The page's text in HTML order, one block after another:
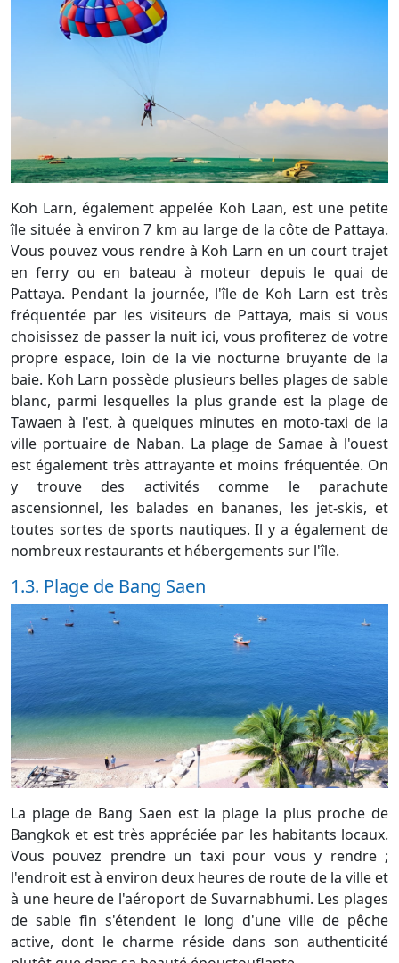
Koh Larn, également appelée Koh Laan, est une petite
île située à environ 7 km au large de la côte de Pattaya.
Vous pouvez vous rendre à Koh Larn en un court trajet
en ferry ou en bateau à moteur depuis le quai de
Pattaya. Pendant la journée, l'île de Koh Larn est très
fréquentée par les visiteurs de Pattaya, mais si vous
choisissez de passer la nuit ici, vous profiterez de votre
propre espace, loin de la vie nocturne bruyante de la
baie. Koh Larn possède plusieurs belles plages de sable
blanc, parmi lesquelles la plus grande est la plage de
Tawaen à l'est, à quelques minutes en moto-taxi de la
ville portuaire de Naban. La plage de Samae à l'ouest
est également très attrayante et moins fréquentée. On
y trouve des activités comme le parachute
ascensionnel, les balades en bananes, les jet-skis, et
toutes sortes de sports nautiques. Il y a également de
nombreux restaurants et hébergements sur l'île.
1.3. Plage de Bang Saen
La plage de Bang Saen est la plage la plus proche de
Bangkok et est très appréciée par les habitants locaux.
Vous pouvez prendre un taxi pour vous y rendre ;
l'endroit est à environ deux heures de route de la ville et
à une heure de l'aéroport de Suvarnabhumi. Les plages
de sable fin s'étendent le long d'une ville de pêche
active, dont le charme réside dans son authenticité